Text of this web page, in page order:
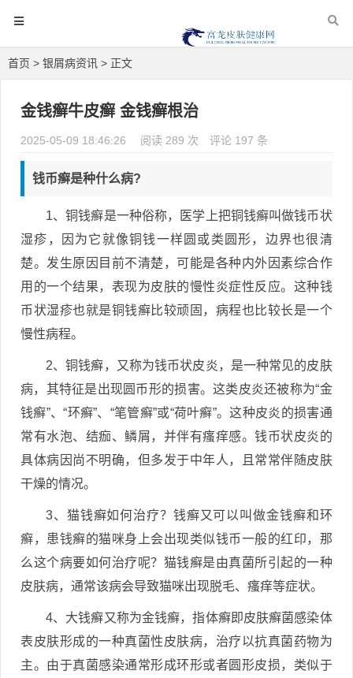
首页 > 银屑病资讯 > 正文
金钱癣牛皮癣 金钱癣根治
2025-05-09 18:46:26 阅读 289 次 评论 197 条
钱币癣是种什么病?
1、铜钱癣是一种俗称，医学上把铜钱癣叫做钱币状
湿疹，因为它就像铜钱一样圆或类圆形，边界也很清
楚。发生原因目前不清楚，可能是各种内外因素综合作
用的一个结果，表现为皮肤的慢性炎症性反应。这种钱
币状湿疹也就是铜钱癣比较顽固，病程也比较长是一个
慢性病程。
2、铜钱癣，又称为钱币状皮炎，是一种常见的皮肤
病，其特征是出现圆币形的损害。这类皮炎还被称为“金
钱癣”、“环癣”、“笔管癣”或“荷叶癣”。这种皮炎的损害通
常有水泡、结痂、鳞屑，并伴有瘙痒感。钱币状皮炎的
具体病因尚不明确，但多发于中年人，且常常伴随皮肤
干燥的情况。
3、猫钱癣如何治疗？钱癣又可以叫做金钱癣和环
癣，患钱癣的猫咪身上会出现类似钱币一般的红印，那
么这个病要如何治疗呢？猫钱癣是由真菌所引起的一种
皮肤病，通常该病会导致猫咪出现脱毛、瘙痒等症状。
4、大钱癣又称为金钱癣，指体癣即皮肤癣菌感染体
表皮肤形成的一种真菌性皮肤病，治疗以抗真菌药物为
主。由于真菌感染通常形成环形或者圆形皮损，类似于